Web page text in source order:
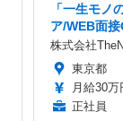
「一生モノ
ア/WEB面
株式会社
東京都
月給30
正社員